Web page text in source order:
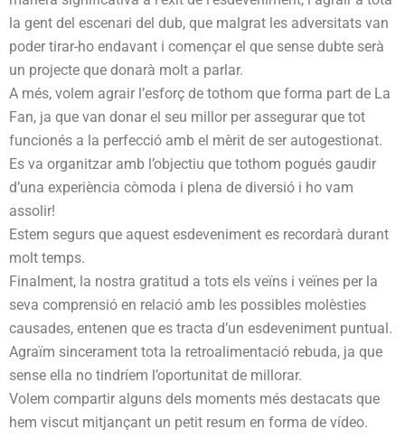
la gent del escenari del dub, que malgrat les adversitats van
poder tirar-ho endavant i començar el que sense dubte serà
un projecte que donarà molt a parlar.
A més, volem agrair l’esforç de tothom que forma part de La
Fan, ja que van donar el seu millor per assegurar que tot
funcionés a la perfecció amb el mèrit de ser autogestionat.
Es va organitzar amb l’objectiu que tothom pogués gaudir
d’una experiència còmoda i plena de diversió i ho vam
assolir!
Estem segurs que aquest esdeveniment es recordarà durant
molt temps.
Finalment, la nostra gratitud a tots els veïns i veïnes per la
seva comprensió en relació amb les possibles molèsties
causades, entenen que es tracta d’un esdeveniment puntual.
Agraïm sincerament tota la retroalimentació rebuda, ja que
sense ella no tindríem l’oportunitat de millorar.
Volem compartir alguns dels moments més destacats que
hem viscut mitjançant un petit resum en forma de vídeo.